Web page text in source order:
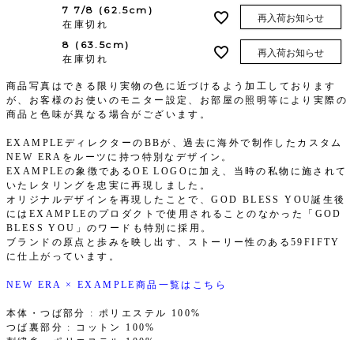
7 7/8 (62.5cm)
在庫切れ
再入荷お知らせ
8 (63.5cm)
在庫切れ
再入荷お知らせ
商品写真はできる限り実物の色に近づけるよう加工しております
が、お客様のお使いのモニター設定、お部屋の照明等により実際の
商品と色味が異なる場合がございます。
EXAMPLEディレクターのBBが、過去に海外で制作したカスタム
NEW ERAをルーツに持つ特別なデザイン。
EXAMPLEの象徴であるOE LOGOに加え、当時の私物に施されて
いたレタリングを忠実に再現しました。
オリジナルデザインを再現したことで、GOD BLESS YOU誕生後
にはEXAMPLEのプロダクトで使用されることのなかった「GOD
BLESS YOU」のワードも特別に採用。
ブランドの原点と歩みを映し出す、ストーリー性のある59FIFTY
に仕上がっています。
NEW ERA × EXAMPLE商品一覧はこちら
本体・つば部分 : ポリエステル 100%
つば裏部分 : コットン 100%